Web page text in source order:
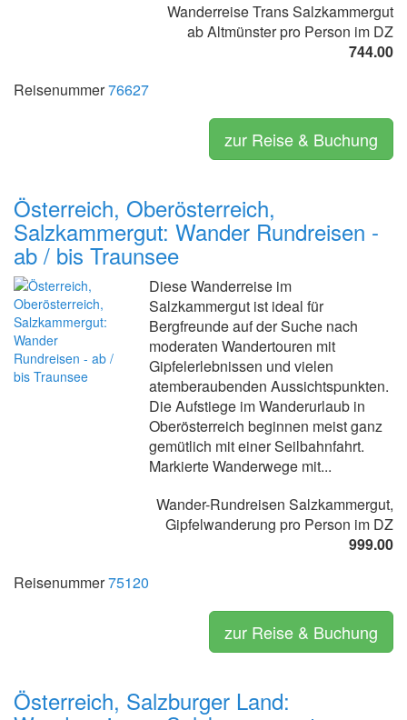
Wanderreise Trans Salzkammergut
ab Altmünster pro Person im DZ
744.00
Reisenummer76627
zur Reise & Buchung
Österreich, Oberösterreich,
Salzkammergut: Wander Rundreisen -
ab / bis Traunsee
Diese Wanderreise im
Salzkammergut ist ideal für
Bergfreunde auf der Suche nach
moderaten Wandertouren mit
Gipfelerlebnissen und vielen
atemberaubenden Aussichtspunkten.
Die Aufstiege im Wanderurlaub in
Oberösterreich beginnen meist ganz
gemütlich mit einer Seilbahnfahrt.
Markierte Wanderwege mit...
Wander-Rundreisen Salzkammergut,
Gipfelwanderung pro Person im DZ
999.00
Reisenummer75120
zur Reise & Buchung
Österreich, Salzburger Land: